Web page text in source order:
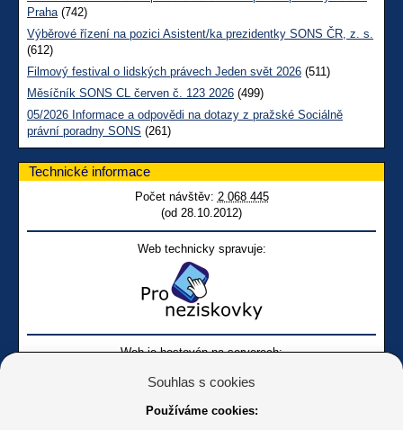
Praha(742)
Výběrové řízení na pozici Asistent/ka prezidentky SONS ČR, z. s.
(612)
Filmový festival o lidských právech Jeden svět 2026 (511)
Měsíčník SONS CL červen č. 123 2026 (499)
05/2026 Informace a odpovědi na dotazy z pražské Sociálně
právní poradny SONS (261)
Technické informace
Počet návštěv: 2 068 445
(od 28.10.2012)
Web technicky spravuje:
Web je hostován na serverech:
Souhlas s cookies
Používáme cookies: